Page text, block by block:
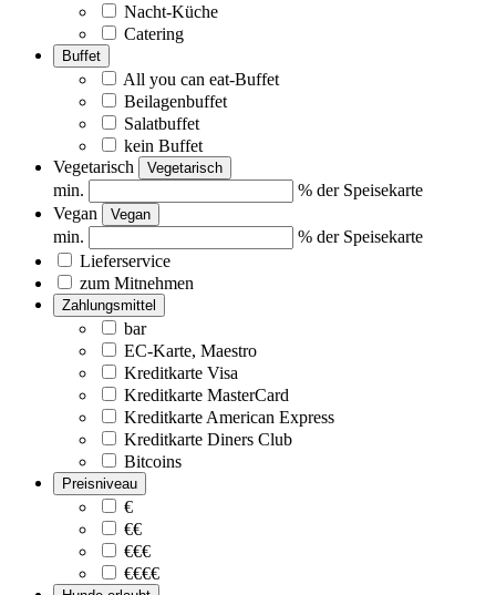
Nacht-Küche
Catering
Buffet
All you can eat-Buffet
Beilagenbuffet
Salatbuffet
kein Buffet
Vegetarisch
Vegetarisch
min.
% der Speisekarte
Vegan
Vegan
min.
% der Speisekarte
Lieferservice
zum Mitnehmen
Zahlungsmittel
bar
EC-Karte, Maestro
Kreditkarte Visa
Kreditkarte MasterCard
Kreditkarte American Express
Kreditkarte Diners Club
Bitcoins
Preisniveau
€
€€
€€€
€€€€